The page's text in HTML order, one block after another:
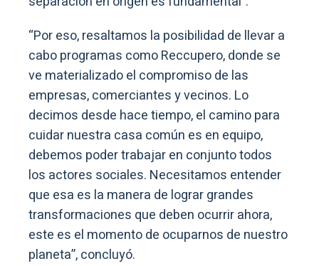
“Por eso, resaltamos la posibilidad de llevar a
cabo programas como Reccupero, donde se
ve materializado el compromiso de las
empresas, comerciantes y vecinos. Lo
decimos desde hace tiempo, el camino para
cuidar nuestra casa común es en equipo,
debemos poder trabajar en conjunto todos
los actores sociales. Necesitamos entender
que esa es la manera de lograr grandes
transformaciones que deben ocurrir ahora,
este es el momento de ocuparnos de nuestro
planeta”, concluyó.